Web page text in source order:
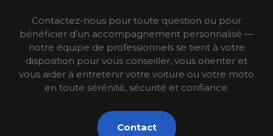
Contactez-nous pour toute question ou pour
bénéficier d’un accompagnement personnalisé —
notre équipe de professionnels se tient à votre
disposition pour vous conseiller, vous orienter et
vous aider à entretenir votre voiture ou votre moto
en toute sérénité, sécurité et confiance.
Contact